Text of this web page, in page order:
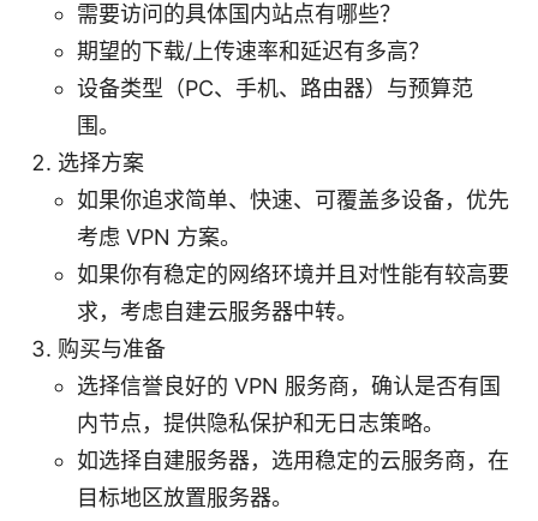
需要访问的具体国内站点有哪些？
期望的下载/上传速率和延迟有多高？
设备类型（PC、手机、路由器）与预算范
围。
选择方案
如果你追求简单、快速、可覆盖多设备，优先
考虑 VPN 方案。
如果你有稳定的网络环境并且对性能有较高要
求，考虑自建云服务器中转。
购买与准备
选择信誉良好的 VPN 服务商，确认是否有国
内节点，提供隐私保护和无日志策略。
如选择自建服务器，选用稳定的云服务商，在
目标地区放置服务器。